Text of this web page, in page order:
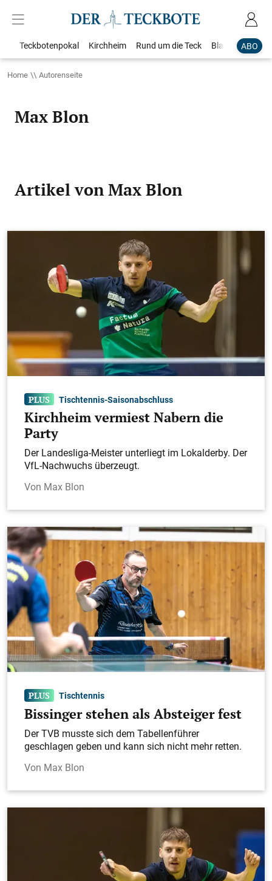
ABO
Teckbotenpokal Kirchheim Rund um die Teck Blaulicht
Home Autorenseite
Max Blon
Artikel von Max Blon
Tischtennis-Saisonabschluss
Kirchheim vermiest Nabern die
Party
Der Landesliga-Meister unterliegt im Lokalderby. Der
VfL-Nachwuchs überzeugt.
Max Blon
Tischtennis
Bissinger stehen als Absteiger fest
Der TVB musste sich dem Tabellenführer
geschlagen geben und kann sich nicht mehr retten.
Max Blon